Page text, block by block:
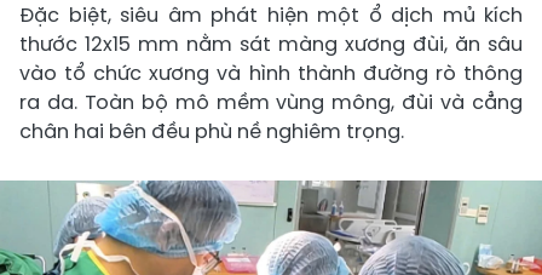
Đặc biệt, siêu âm phát hiện một ổ dịch mủ kích
thước 12x15 mm nằm sát màng xương đùi, ăn sâu
vào tổ chức xương và hình thành đường rò thông
ra da. Toàn bộ mô mềm vùng mông, đùi và cẳng
chân hai bên đều phù nề nghiêm trọng.